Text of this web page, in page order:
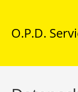
springen
O.P.D.